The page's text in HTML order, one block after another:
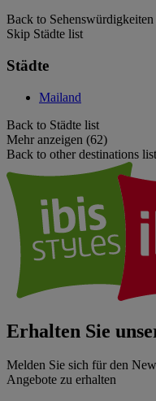
Back to
Skip Städte list
Städte
Mailand
Back to Städte list
Mehr anzeigen (62)
Back to other destinations list
Erhalten Sie
Melden Sie sich für den
Angebote zu erhalten